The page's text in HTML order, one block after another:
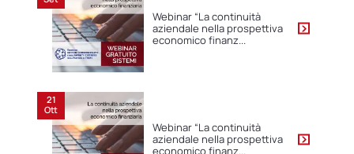
Webinar “La continuità
aziendale nella prospettiva
economico finanz...
21
Ott
Webinar “La continuità
aziendale nella prospettiva
economico finanz...